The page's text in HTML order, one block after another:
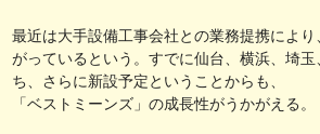
最近は大手設備工事会社との業務提携によ
がっているという。すでに仙台、横浜、埼
ち、さらに新設予定ということからも、
「ベストミーンズ」の成長性がうかがえる。